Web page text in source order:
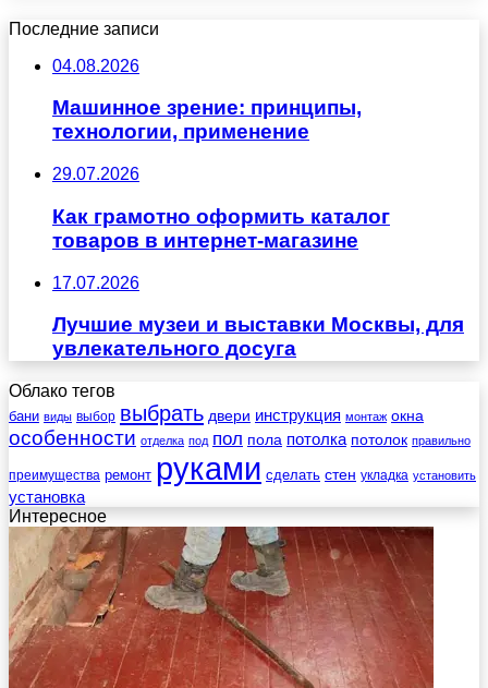
Последние записи
04.08.2026
Машинное зрение: принципы,
технологии, применение
29.07.2026
Как грамотно оформить каталог
товаров в интернет-магазине
17.07.2026
Лучшие музеи и выставки Москвы, для
увлекательного досуга
Облако тегов
бани виды выбор выбрать двери инструкция монтаж окна
особенности отделка под пол пола потолка потолок правильно
преимущества ремонт руками сделать стен укладка установить
установка
Интересное